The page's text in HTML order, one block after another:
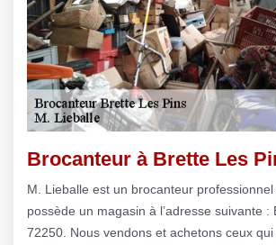
Brocanteur à Brette Les
M. Lieballe est un brocanteur
possède un magasin à l’adresse suivante :
72250. Nous vendons et achetons ceux